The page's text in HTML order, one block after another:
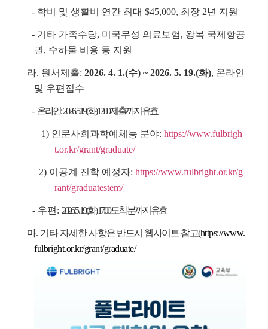
- 학비 및 생활비 연간 최대 $45,000, 최장 2년 지원
- 기타 가족수당, 미국무성 의료보험, 왕복 국제항공
권, 수하물 비용 등 지원
라. 원서제출:2026. 4. 1.(수) ~ 2026. 5. 19.(화), 온라인
및 우편접수
- 온라인: 2026. 5. 19.(화) 17:00 제출까지 유효
1) 인문사회과학예체능 분야:https://www.fulbrigh
t.or.kr/grant/graduate/
2) 이공계 진학 예정자:https://www.fulbright.or.kr/g
rant/graduatestem/
- 우편: 2026. 5. 19.(화) 17:00 도착분까지 유효
마. 기타 자세한 사항은 반드시 웹사이트 참고(https://www.
fulbright.or.kr/grant/graduate/